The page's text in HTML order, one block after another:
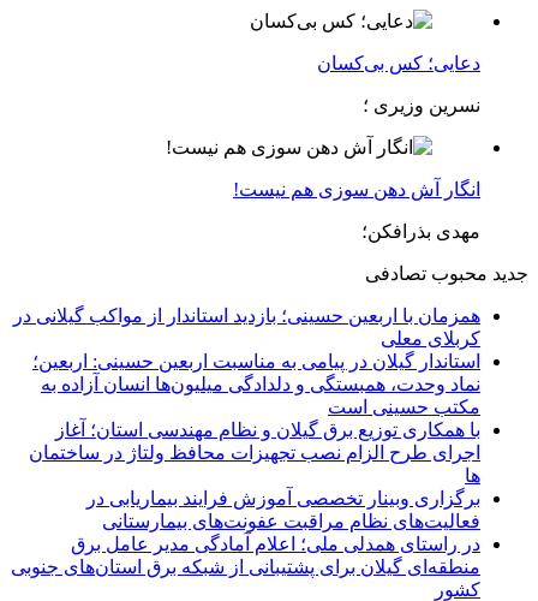
دعایی؛ کس بی‌کسان
نسرین وزیری ؛
انگار آش دهن سوزی هم نیست!
مهدی بذرافکن؛
جدید محبوب تصادفی
همزمان با اربعین حسینی؛ بازدید استاندار از مواکب گیلانی در
کربلای معلی
استاندار گیلان در پیامی به مناسبت اربعین حسینی: اربعین؛
نماد وحدت، همبستگی و دلدادگی میلیون‌ها انسان آزاده به
مکتب حسینی است
با همکاری توزیع برق گیلان و نظام مهندسی استان؛ آغاز
اجرای طرح الزام نصب تجهیزات محافظ ولتاژ در ساختمان
ها
برگزاری وبینار تخصصی آموزش فرایند بیماریابی در
فعالیت‌های نظام مراقبت عفونت‌های بیمارستانی
در راستای همدلی ملی؛ اعلام آمادگی مدیر عامل برق
منطقه‌ای گیلان برای پشتیبانی از شبكه برق استان‌های جنوبی
كشور